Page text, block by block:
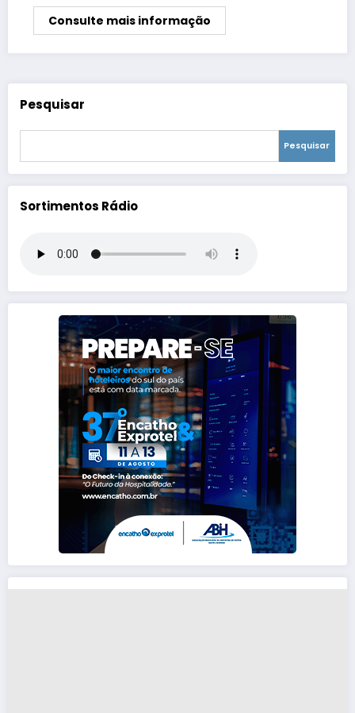
Consulte mais informação
Pesquisar
Pesquisar
Sortimentos Rádio